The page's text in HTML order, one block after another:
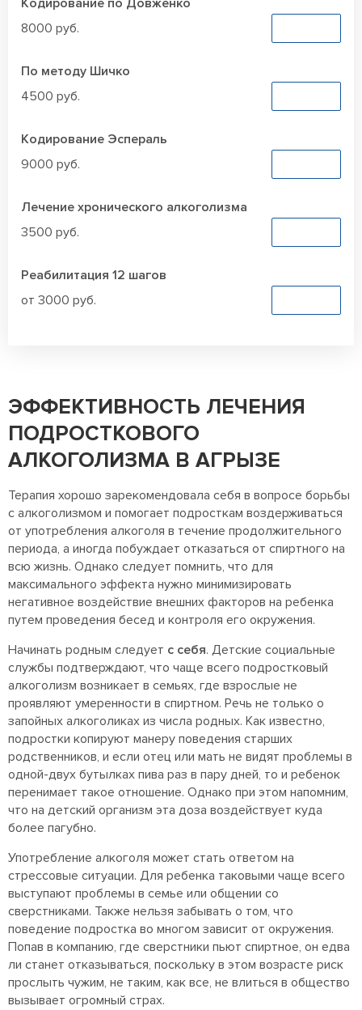
Кодирование по Довженко
8000 руб.
По методу Шичко
4500 руб.
Кодирование Эспераль
9000 руб.
Лечение хронического алкоголизма
3500 руб.
Реабилитация 12 шагов
от 3000 руб.
ЭФФЕКТИВНОСТЬ ЛЕЧЕНИЯ
ПОДРОСТКОВОГО
АЛКОГОЛИЗМА В АГРЫЗЕ
Терапия хорошо зарекомендовала себя в вопросе борьбы
с алкоголизмом и помогает подросткам воздерживаться
от употребления алкоголя в течение продолжительного
периода, а иногда побуждает отказаться от спиртного на
всю жизнь. Однако следует помнить, что для
максимального эффекта нужно минимизировать
негативное воздействие внешних факторов на ребенка
путем проведения бесед и контроля его окружения.
Начинать родным следует с себя. Детские социальные
службы подтверждают, что чаще всего подростковый
алкоголизм возникает в семьях, где взрослые не
проявляют умеренности в спиртном. Речь не только о
запойных алкоголиках из числа родных. Как известно,
подростки копируют манеру поведения старших
родственников, и если отец или мать не видят проблемы в
одной-двух бутылках пива раз в пару дней, то и ребенок
перенимает такое отношение. Однако при этом напомним,
что на детский организм эта доза воздействует куда
более пагубно.
Употребление алкоголя может стать ответом на
стрессовые ситуации. Для ребенка таковыми чаще всего
выступают проблемы в семье или общении со
сверстниками. Также нельзя забывать о том, что
поведение подростка во многом зависит от окружения.
Попав в компанию, где сверстники пьют спиртное, он едва
ли станет отказываться, поскольку в этом возрасте риск
прослыть чужим, не таким, как все, не влиться в общество
вызывает огромный страх.